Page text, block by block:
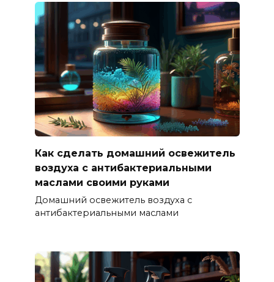
Как сделать домашний освежитель
воздуха с антибактериальными
маслами своими руками
Домашний освежитель воздуха с
антибактериальными маслами